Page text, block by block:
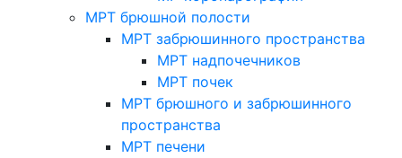
МРТ брюшной полости
МРТ забрюшинного пространства
МРТ надпочечников
МРТ почек
МРТ брюшного и забрюшинного
пространства
МРТ печени